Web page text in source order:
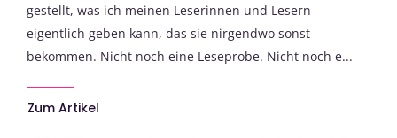
gestellt, was ich meinen Leserinnen und Lesern
eigentlich geben kann, das sie nirgendwo sonst
bekommen. Nicht noch eine Leseprobe. Nicht noch e...
Zum Artikel